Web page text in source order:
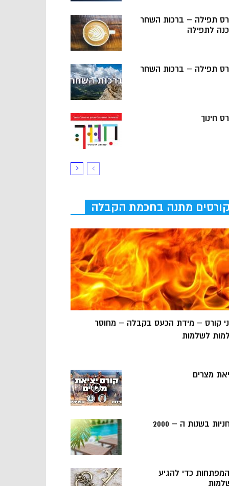
תפילה – ברכות השחר
לתפילה
תפילה – ברכות השחר
חינוך
קורסים מתנה בחכמת הקבלה
קורס – מידת הכעס בקבלה – מחוסר
לשלמות
מצרים
בשנות ה – 2000
5 המפתחות כדי להגיע